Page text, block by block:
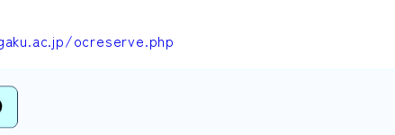
ocreserve.php